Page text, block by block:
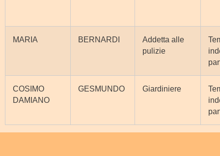
MARIA BERNARDI
Addetta alle
pulizie
COSIMO
DAMIANO
GESMUNDO Giardiniere